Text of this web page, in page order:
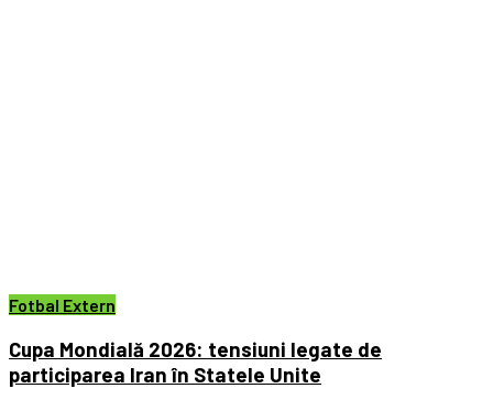
Fotbal Extern
Cupa Mondială 2026: tensiuni legate de
participarea Iran în Statele Unite